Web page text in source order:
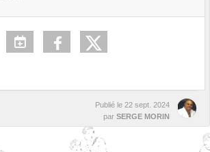
Publié le 22 sept. 2024
par SERGE MORIN